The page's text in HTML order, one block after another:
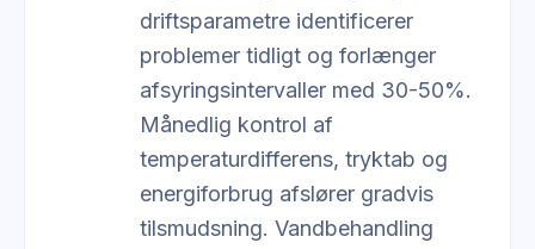
driftsparametre identificerer
problemer tidligt og forlænger
afsyringsintervaller med 30-50%.
Månedlig kontrol af
temperaturdifferens, tryktab og
energiforbrug afslører gradvis
tilsmudsning. Vandbehandling